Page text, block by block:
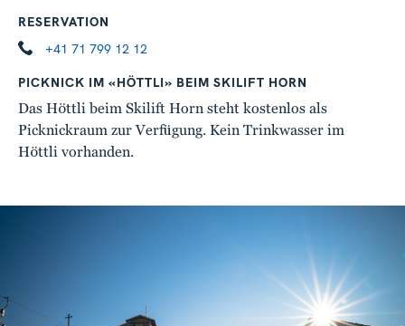
RESERVATION
+41 71 799 12 12
PICKNICK IM «HÖTTLI» BEIM SKILIFT HORN
Das Höttli beim Skilift Horn steht kostenlos als
Picknickraum zur Verfügung. Kein Trinkwasser im
Höttli vorhanden.